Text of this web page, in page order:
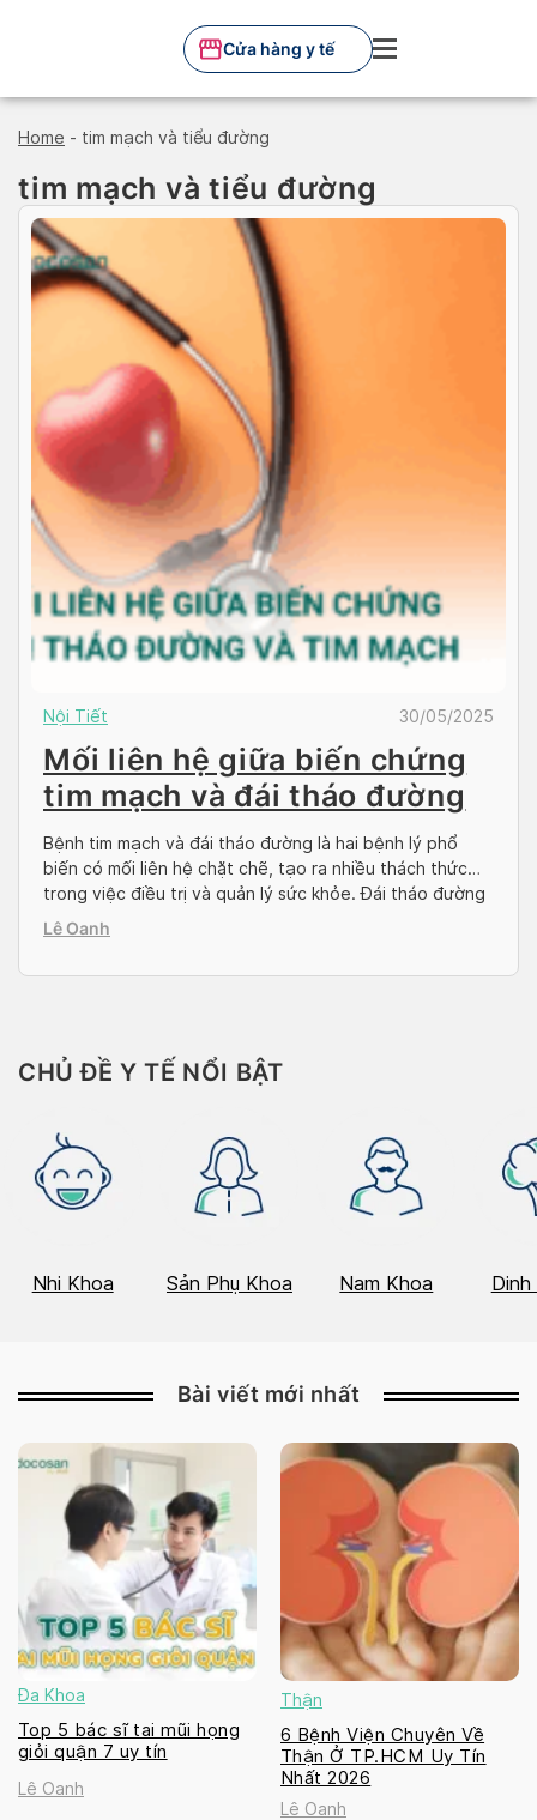
Cửa hàng y tế
Home - tim mạch và tiểu đường
tim mạch và tiểu đường
Nội Tiết 30/05/2025
Mối liên hệ giữa biến chứng
tim mạch và đái tháo đường
Bệnh tim mạch và đái tháo đường là hai bệnh lý phổ
biến có mối liên hệ chặt chẽ, tạo ra nhiều thách thức
trong việc điều trị và quản lý sức khỏe. Đái tháo đường
không chỉ làm tăng nguy cơ mắc các bệnh lý tim mạch
Lê Oanh
CHỦ ĐỀ Y TẾ NỔI BẬT
Nhi Khoa Sản Phụ Khoa Nam Khoa Dinh
Bài viết mới nhất
Đa Khoa
Top 5 bác sĩ tai mũi họng
giỏi quận 7 uy tín
Lê Oanh
Thận
6 Bệnh Viện Chuyên Về
Thận Ở TP.HCM Uy Tín
Nhất 2026
Lê Oanh